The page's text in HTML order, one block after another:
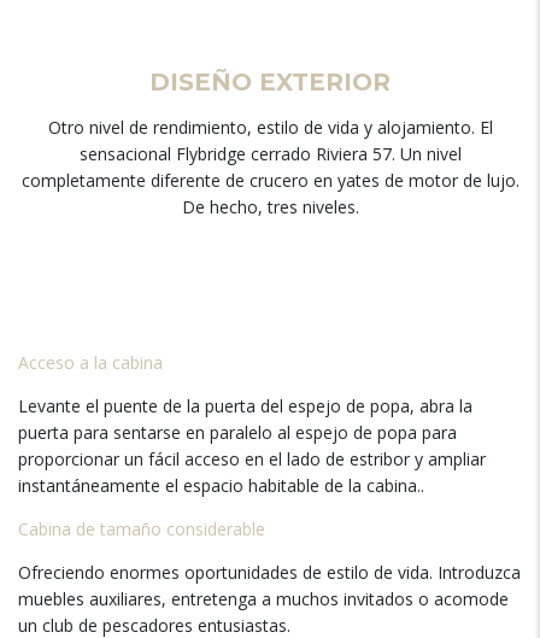
DISEÑO EXTERIOR
Otro nivel de rendimiento, estilo de vida y alojamiento. El
sensacional Flybridge cerrado Riviera 57. Un nivel
completamente diferente de crucero en yates de motor de lujo.
De hecho, tres niveles.
Acceso a la cabina
Levante el puente de la puerta del espejo de popa, abra la
puerta para sentarse en paralelo al espejo de popa para
proporcionar un fácil acceso en el lado de estribor y ampliar
instantáneamente el espacio habitable de la cabina..
Cabina de tamaño considerable
Ofreciendo enormes oportunidades de estilo de vida. Introduzca
muebles auxiliares, entretenga a muchos invitados o acomode
un club de pescadores entusiastas.